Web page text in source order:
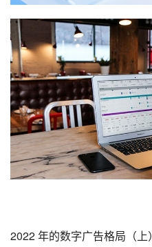
2022 年的数字广告格局（上）